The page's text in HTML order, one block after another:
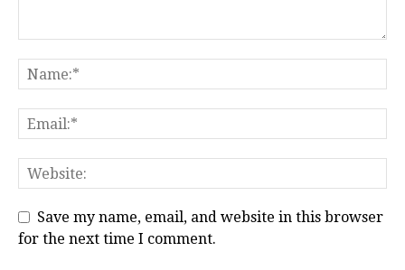
Save my name, email, and website in this browser
for the next time I comment.